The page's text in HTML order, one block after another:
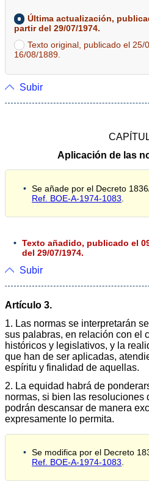
Última actualización,
partir del 29/07/1974.
Texto original, publicado el
16/08/1889.
Subir
Aplicación de las
Se añade por el Decreto
Ref. BOE-A-1974-1083
Texto añadido, publicado el
del 29/07/1974.
Subir
Artículo 3.
1. Las normas se interpretarán
sus palabras, en relación con el
históricos y legislativos, y la
que han de ser aplicadas,
espíritu y finalidad de aquellas.
2. La equidad habrá de
normas, si bien las resoluciones
podrán descansar de manera
expresamente lo permita.
Se modifica por el Decreto
Ref. BOE-A-1974-1083.